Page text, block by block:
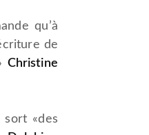
qu’à
de
Christine
sort «des